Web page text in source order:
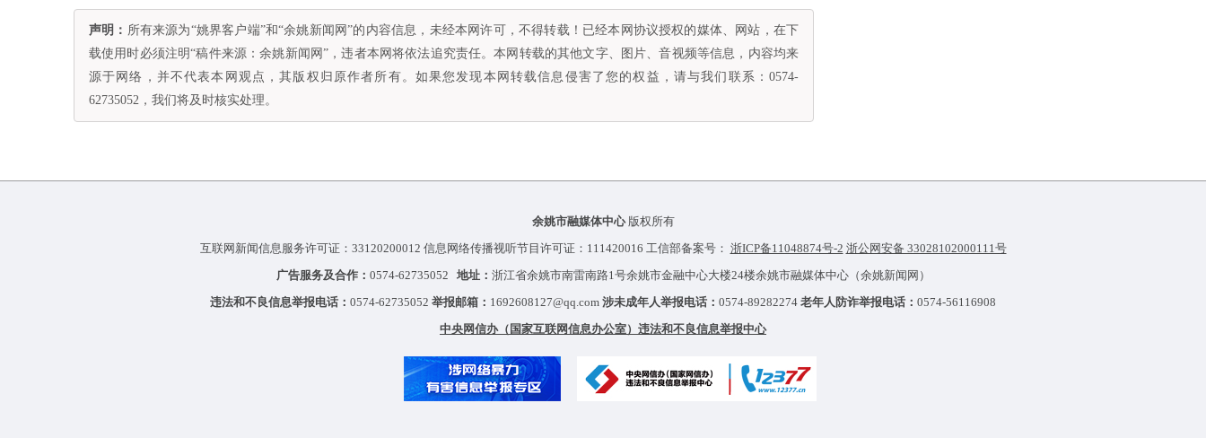
声明： 所有来源为“姚界客户端”和“余姚新闻网”的内容信息，未经本网许可，不得转载！已经本网协议授权的媒体、网站，在下
载使用时必须注明“稿件来源：余姚新闻网”，违者本网将依法追究责任。本网转载的其他文字、图片、音视频等信息，内容均来
源于网络，并不代表本网观点，其版权归原作者所有。如果您发现本网转载信息侵害了您的权益，请与我们联系：0574-
62735052，我们将及时核实处理。
余姚市融媒体中心版权所有
互联网新闻信息服务许可证：33120200012 信息网络传播视听节目许可证：111420016 工信部备案号： 浙ICP备11048874号-2 浙公网安备 33028102000111号
广告服务及合作： 0574-62735052 地址： 浙江省余姚市南雷南路1号余姚市金融中心大楼24楼余姚市融媒体中心（余姚新闻网）
违法和不良信息举报电话： 0574-62735052 举报邮箱： 1692608127@qq.com 涉未成年人举报电话： 0574-89282274 老年人防诈举报电话： 0574-56116908
中央网信办（国家互联网信息办公室）违法和不良信息举报中心